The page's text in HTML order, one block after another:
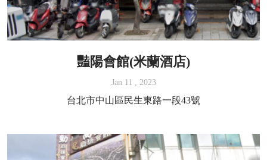
豔陽會館(米蘭酒店)
Jan 11 , 2023
台北市中山區民生東路一段43號